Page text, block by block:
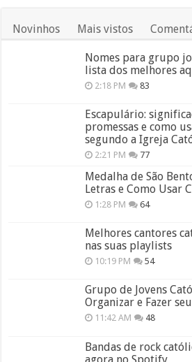
Novinhos Mais vistos
Nomes para grupo
lista dos melhores
2:18 PM 83
Escapulário:
promessas e como
segundo a Igreja
2:21 PM 77
Medalha de São
Letras e Como Usar
1:28 PM 64
Melhores cantores
nas suas playlists
10:19 PM 54
Grupo de Jovens
Organizar e Fazer
11:42 AM 48
Bandas de rock
agora no Spotify